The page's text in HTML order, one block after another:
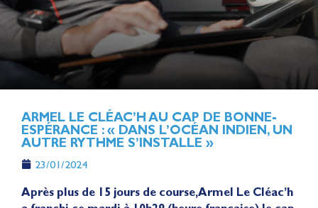
ARMEL LE CLÉAC’H AU CAP DE BONNE-
ESPÉRANCE : « DANS L’OCÉAN INDIEN, UN
AUTRE RYTHME S’INSTALLE »
23/01/2024
Après plus de 15 jours de course, Armel Le Cléac’h